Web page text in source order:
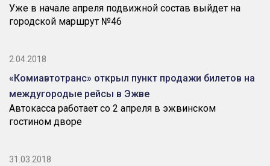
Уже в начале апреля подвижной состав выйдет на
городской маршрут №46
2.04.2018
«Комиавтотранс» открыл пункт продажи билетов на
междугородые рейсы в Эжве
Автокасса работает со 2 апреля в эжвинском
гостином дворе
31.03.2018